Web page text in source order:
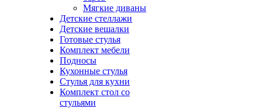
Мягкие диваны
Детские стеллажи
Детские вешалки
Готовые стулья
Комплект мебели
Подносы
Кухонные стулья
Стулья для кухни
Комплект стол со
стульями